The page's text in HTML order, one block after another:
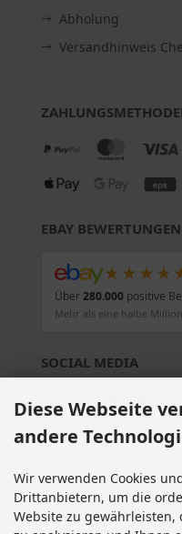
Abholung
Versandhinweis
EBAY BEWERTUNGEN
Über280.000positive
Mehr als eine halbe
SOCIAL MEDIA
entsprechen dem bisherigen
Motorradteile & Motorrad
mod ified
Diese Webseite
andere
Wir verwenden Cookies
Drittanbietern, um die
Website zu